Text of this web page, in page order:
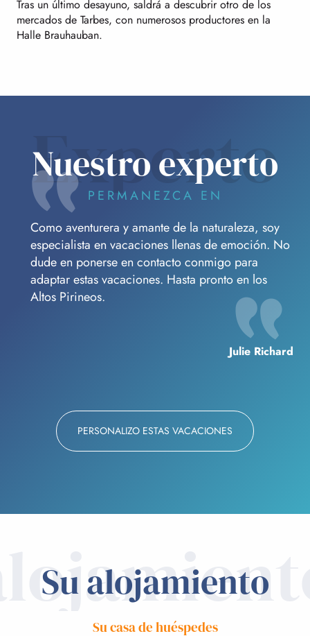
Tras un último desayuno, saldrá a descubrir otro de los
mercados de Tarbes, con numerosos productores en la
Halle Brauhauban.
Experto
Nuestro experto
PERMANEZCA EN
Como aventurera y amante de la naturaleza, soy
especialista en vacaciones llenas de emoción. No
dude en ponerse en contacto conmigo para
adaptar estas vacaciones. Hasta pronto en los
Altos Pirineos.
Julie Richard
PERSONALIZO ESTAS VACACIONES
Su alojamiento
Su casa de huéspedes